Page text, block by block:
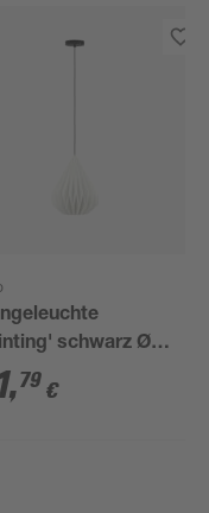
schwarz Ø
110 cm
,79 €